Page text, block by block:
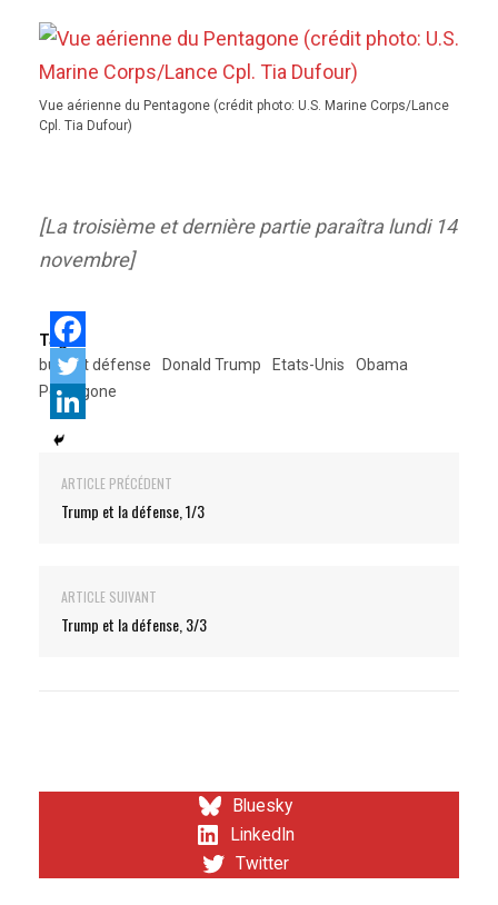
Vue aérienne du Pentagone (crédit photo: U.S. Marine Corps/Lance
Cpl. Tia Dufour)
[La troisième et dernière partie paraîtra lundi 14
novembre]
Tags:
budget défense
Donald Trump Etats-Unis
Obama
Pentagone
ARTICLE PRÉCÉDENT
Trump et la défense, 1/3
ARTICLE SUIVANT
Trump et la défense, 3/3
Bluesky
LinkedIn
Twitter